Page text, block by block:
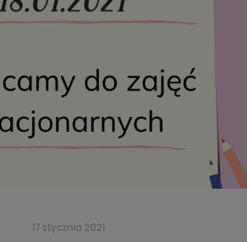
17 stycznia 2021